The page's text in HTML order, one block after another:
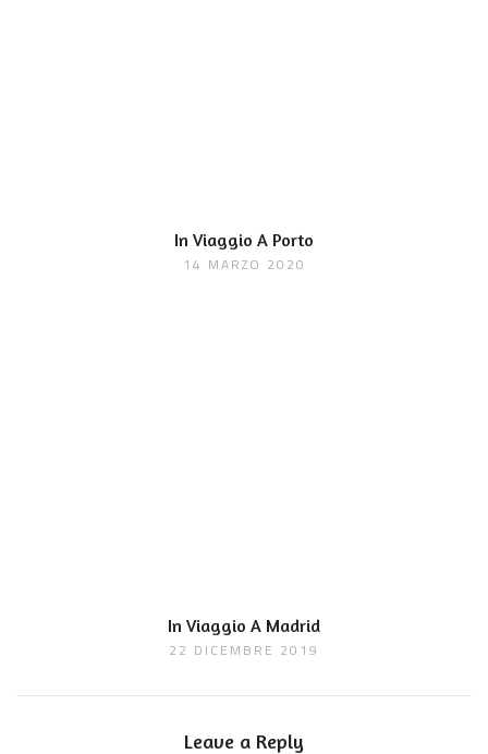
In Viaggio A Porto
14 MARZO 2020
In Viaggio A Madrid
22 DICEMBRE 2019
Leave a Reply